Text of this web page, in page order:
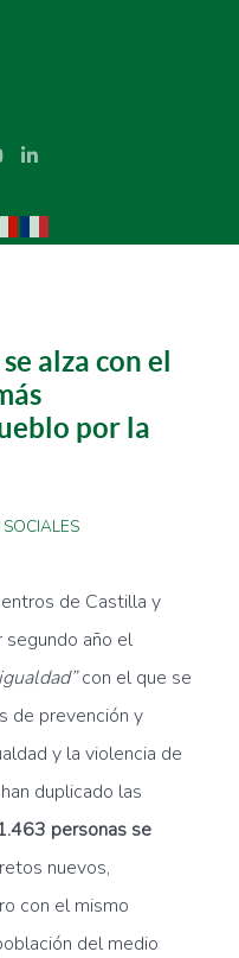
alza con el
por la
de Castilla y
segundo año el
con el que se
de prevención y
y la violencia de
duplicado las
personas se
nuevos,
con el mismo
del medio